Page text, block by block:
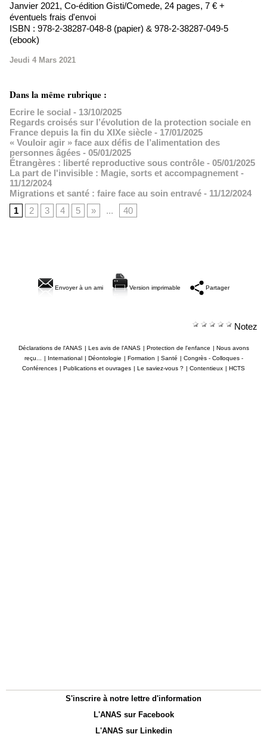
Janvier 2021, Co-édition Gisti/Comede, 24 pages, 7 € +
éventuels frais d'envoi
ISBN : 978-2-38287-048-8 (papier) & 978-2-38287-049-5
(ebook)
Jeudi 4 Mars 2021
Dans la même rubrique :
Ecrire le social - 13/10/2025
Regards croisés sur l’évolution de la protection sociale en
France depuis la fin du XIXe siècle - 17/01/2025
« Vouloir agir » face aux défis de l’alimentation des
personnes âgées - 05/01/2025
Étrangères : liberté reproductive sous contrôle - 05/01/2025
La part de l'invisible : Magie, sorts et accompagnement -
11/12/2024
Migrations et santé : faire face au soin entravé - 11/12/2024
1
2 3 4 5 » ... 40
Envoyer à un ami Version imprimable Partager
Notez
Déclarations de l'ANAS | Les avis de l'ANAS | Protection de l'enfance | Nous avons
reçu...
| International | Déontologie | Formation | Santé | Congrès - Colloques -
Conférences | Publications et ouvrages | Le saviez-vous ? | Contentieux | HCTS
S'inscrire à notre lettre d'information
L'ANAS sur Facebook
L'ANAS sur Linkedin